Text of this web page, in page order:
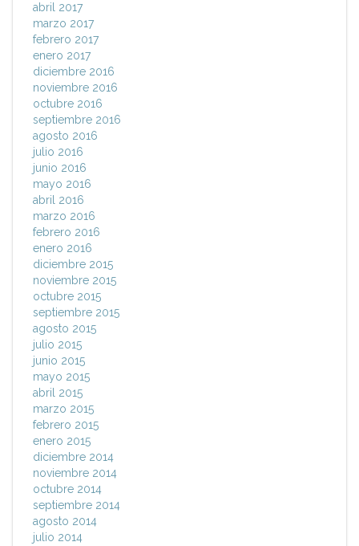
abril 2017
marzo 2017
febrero 2017
enero 2017
diciembre 2016
noviembre 2016
octubre 2016
septiembre 2016
agosto 2016
julio 2016
junio 2016
mayo 2016
abril 2016
marzo 2016
febrero 2016
enero 2016
diciembre 2015
noviembre 2015
octubre 2015
septiembre 2015
agosto 2015
julio 2015
junio 2015
mayo 2015
abril 2015
marzo 2015
febrero 2015
enero 2015
diciembre 2014
noviembre 2014
octubre 2014
septiembre 2014
agosto 2014
julio 2014